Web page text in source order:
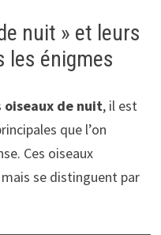
nuit » et leurs
les énigmes
oiseaux de nuit, il est
que l’on
Ces oiseaux
se distinguent par